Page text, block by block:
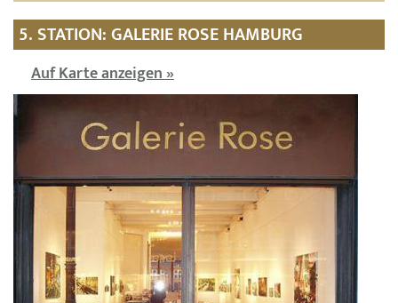
5. STATION: GALERIE ROSE HAMBURG
Auf Karte anzeigen »